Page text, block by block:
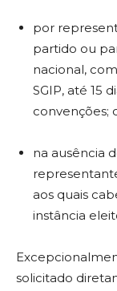
por
partido ou
nacional,
SGIP, até 15
convenções;
na ausência
aos quais
instância
solicitado